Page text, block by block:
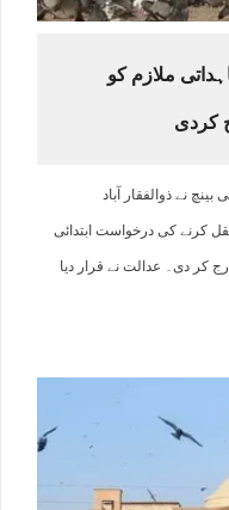
ملازم کو
کردی
نے ذوالفقار آباد
کرنے کی درخواست ابتدائی
کر دی۔ عدالت نے قرار دیا